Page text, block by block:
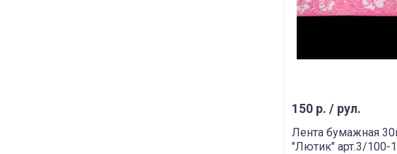
150 р. / рул.
Лента бумажная
"Лютик" арт.3/100-